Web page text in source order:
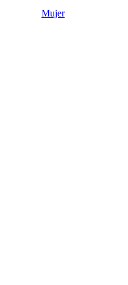
Mujer